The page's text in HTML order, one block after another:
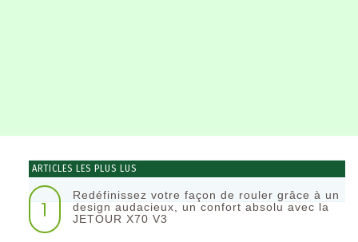
ARTICLES LES PLUS LUS
1
Redéfinissez votre façon de rouler grâce à un
design audacieux, un confort absolu avec la
JETOUR X70 V3